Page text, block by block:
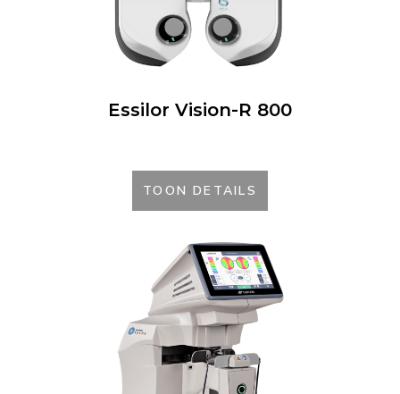
Essilor Vision-R 800
TOON DETAILS